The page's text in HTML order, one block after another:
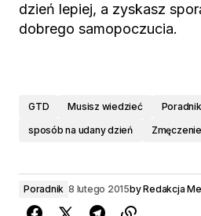
dzień lepiej, a zyskasz
dobrego samopoczucia.
GTD Musisz wiedzieć
Poradnik
sposób na udany dzień
Zmęczenie
Poradnik 8 lutego 2015byRedakcja